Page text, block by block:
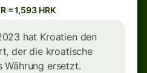
= 1,593 HRK
hat Kroatien den
der die kroatische
Währung ersetzt.